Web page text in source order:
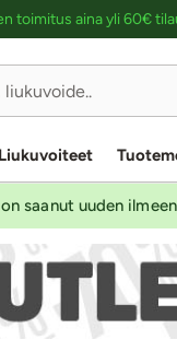
toimitus aina yli 60€
Liukuvoiteet
saanut uuden